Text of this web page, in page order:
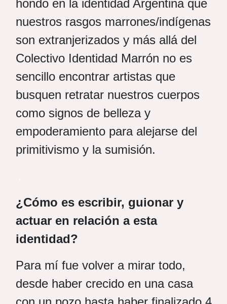
hondo en la identidad Argentina que
nuestros rasgos marrones/indígenas
son extranjerizados y más allá del
Colectivo Identidad Marrón no es
sencillo encontrar artistas que
busquen retratar nuestros cuerpos
como signos de belleza y
empoderamiento para alejarse del
primitivismo y la sumisión.
¿Cómo es escribir, guionar y
actuar en relación a esta
identidad?
Para mí fue volver a mirar todo,
desde haber crecido en una casa